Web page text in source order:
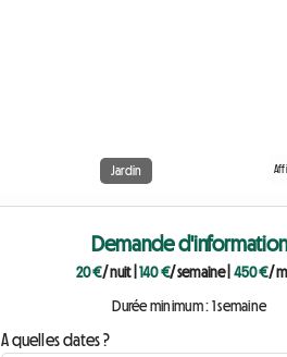
Jardin
Demande d'information
20 €/ nuit|140 €/ semaine| 450 €/
Durée minimum : 1 semaine
A quelles dates ?